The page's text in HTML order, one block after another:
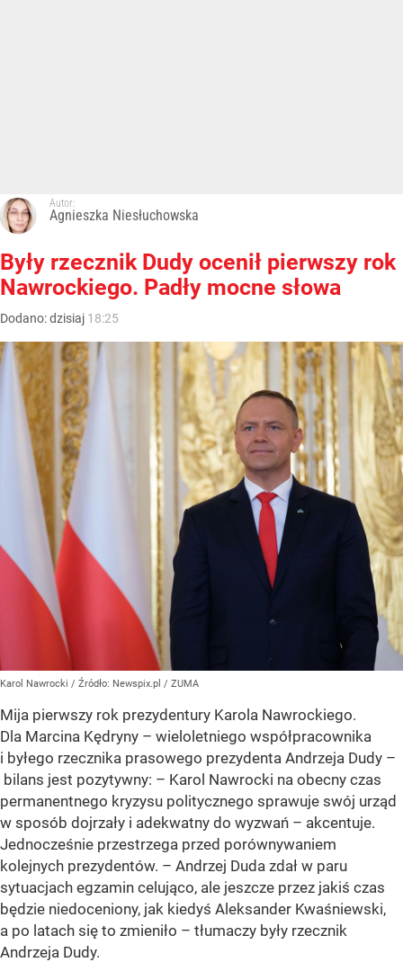
Autor:
Agnieszka Niesłuchowska
Były rzecznik Dudy ocenił pierwszy rok
Nawrockiego. Padły mocne słowa
Dodano:dzisiaj 18:25
Karol Nawrocki / Źródło: Newspix.pl / ZUMA
Mija pierwszy rok prezydentury Karola Nawrockiego.
Dla Marcina Kędryny – wieloletniego współpracownika
i byłego rzecznika prasowego prezydenta Andrzeja Dudy –
bilans jest pozytywny: – Karol Nawrocki na obecny czas
permanentnego kryzysu politycznego sprawuje swój urząd
w sposób dojrzały i adekwatny do wyzwań – akcentuje.
Jednocześnie przestrzega przed porównywaniem
kolejnych prezydentów. – Andrzej Duda zdał w paru
sytuacjach egzamin celująco, ale jeszcze przez jakiś czas
będzie niedoceniony, jak kiedyś Aleksander Kwaśniewski,
a po latach się to zmieniło – tłumaczy były rzecznik
Andrzeja Dudy.